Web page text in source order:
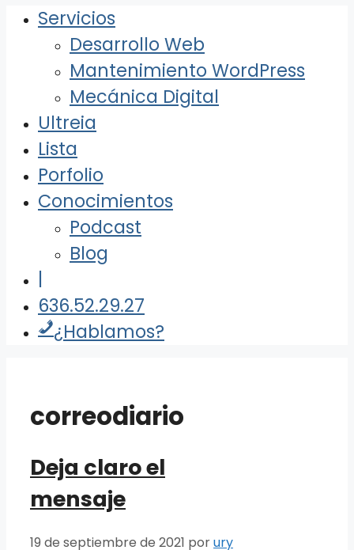
Servicios
Desarrollo Web
Mantenimiento WordPress
Mecánica Digital
Ultreia
Lista
Porfolio
Conocimientos
Podcast
Blog
|
636.52.29.27
¿Hablamos?
correodiario
Deja claro el
mensaje
19 de septiembre de 2021 porury